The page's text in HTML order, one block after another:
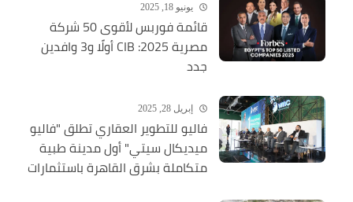
يونيو 18, 2025
قائمة فوربس لأقوى 50 شركة
مصرية 2025: CIB أولًا و3 وافدين
جدد
إبريل 28, 2025
فاليو للتطوير العقاري تطلق "فاليو
ميديكال سيتي" أول مدينة طبية
متكاملة بشرق القاهرة باستثمارات